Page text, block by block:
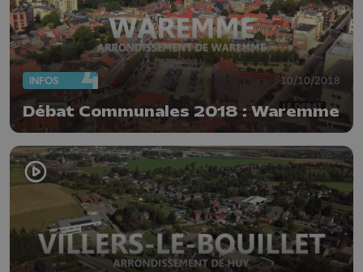
INFOS 10/10/2018
Débat Communales 2018 : Waremme